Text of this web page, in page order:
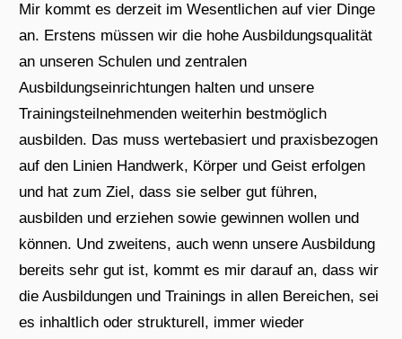
Mir kommt es derzeit im Wesentlichen auf vier Dinge
an. Erstens müssen wir die hohe Ausbildungsqualität
an unseren Schulen und zentralen
Ausbildungseinrichtungen halten und unsere
Trainingsteilnehmenden weiterhin bestmöglich
ausbilden. Das muss wertebasiert und praxisbezogen
auf den Linien Handwerk, Körper und Geist erfolgen
und hat zum Ziel, dass sie selber gut führen,
ausbilden und erziehen sowie gewinnen wollen und
können. Und zweitens, auch wenn unsere Ausbildung
bereits sehr gut ist, kommt es mir darauf an, dass wir
die Ausbildungen und Trainings in allen Bereichen, sei
es inhaltlich oder strukturell, immer wieder